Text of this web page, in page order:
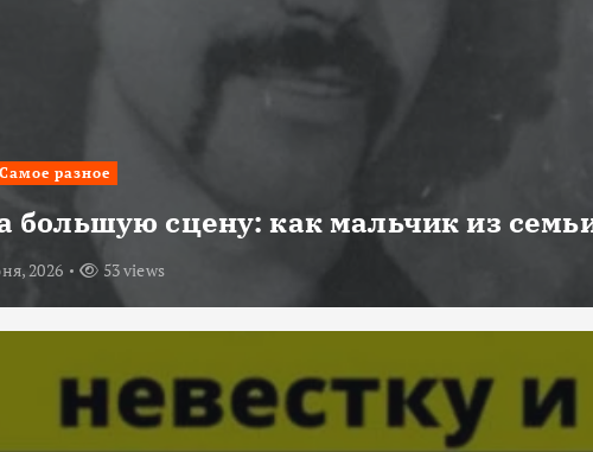
Самое разное
большую сцену: как мальчик из
2026 53 views